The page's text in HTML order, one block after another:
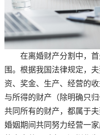
在离婚财产分割中，首
围。根据我国法律规定，
资、奖金、生产、经营的
与所得的财产（除明确只
共同所有的财产，都属于
婚姻期间共同努力经营一